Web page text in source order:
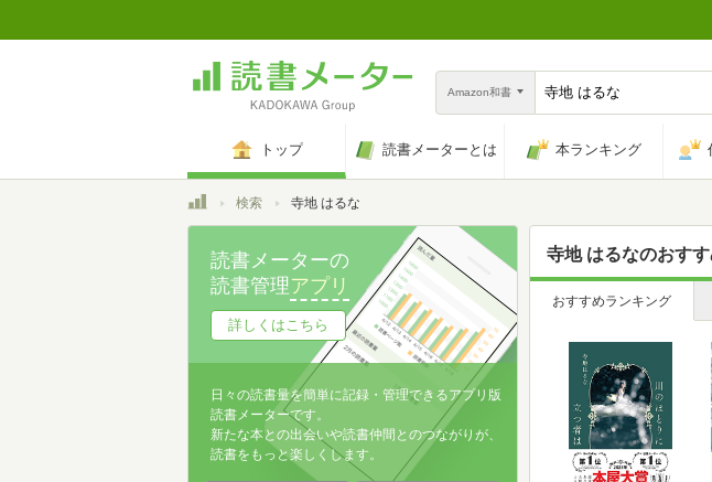
Amazon和書
トップ 読書メーターとは 本ランキング
トップ検索 寺地 はるな
寺地 はるなのおす
おすすめランキング
読書メーターの
読書管理アプリ
詳しくはこちら
日々の読書量を簡単に記録・管理できるアプリ版
読書メーターです。
新たな本との出会いや読書仲間とのつながりが、
読書をもっと楽しくします。